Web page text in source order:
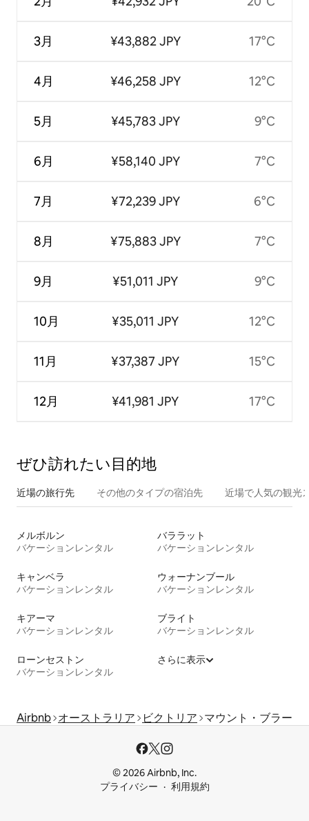
3月
4月
5月
6月
7月
8月
9月
10月
11月
12月
¥43,882 JPY
¥46,258 JPY
¥45,783 JPY
¥58,140 JPY
¥72,239 JPY
¥75,883 JPY
¥51,011 JPY
¥35,011 JPY
¥37,387 JPY
¥41,981 JPY
17°C
12°C
9°C
7°C
6°C
7°C
9°C
12°C
15°C
17°C
ぜひ訪⁠れ⁠た⁠い目⁠的⁠地
近場の旅行先 その他のタ⁠イ⁠プ⁠の宿⁠泊⁠先 近場で人気の観光
メルボルン
バケーションレンタル
バララット
バケーションレンタル
キャンベラ
バケーションレンタル
ウォーナンブール
バケーションレンタル
キアーマ
バケーションレンタル
ブライト
バケーションレンタル
ローンセストン
バケーションレンタル
さらに表示
Airbnb オーストラリア ビクトリア マウント・ブラー
© 2026 Airbnb, Inc.
プライバシー
利用規約